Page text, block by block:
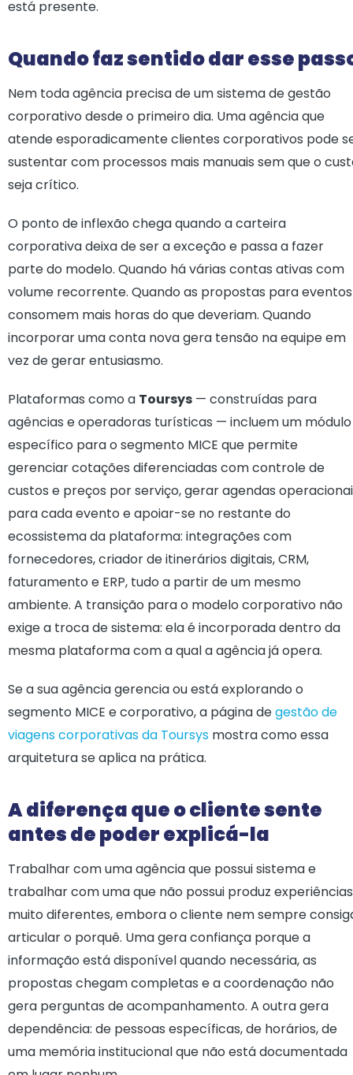
está presente.
Quando faz sentido dar esse
Nem toda agência precisa de um sistema de gestão
corporativo desde o primeiro dia. Uma agência que
atende esporadicamente clientes corporativos pode
sustentar com processos mais manuais sem que o
seja crítico.
O ponto de inflexão chega quando a carteira
corporativa deixa de ser a exceção e passa a fazer
parte do modelo. Quando há várias contas ativas com
volume recorrente. Quando as propostas para eventos
consomem mais horas do que deveriam. Quando
incorporar uma conta nova gera tensão na equipe em
vez de gerar entusiasmo.
Plataformas como a Toursys — construídas para
agências e operadoras turísticas — incluem um módulo
específico para o segmento MICE que permite
gerenciar cotações diferenciadas com controle de
custos e preços por serviço, gerar agendas
para cada evento e apoiar-se no restante do
ecossistema da plataforma: integrações com
fornecedores, criador de itinerários digitais, CRM,
faturamento e ERP, tudo a partir de um mesmo
ambiente. A transição para o modelo corporativo não
exige a troca de sistema: ela é incorporada dentro da
mesma plataforma com a qual a agência já opera.
Se a sua agência gerencia ou está explorando o
segmento MICE e corporativo, a página degestão de
viagens corporativas da Toursys mostra como essa
arquitetura se aplica na prática.
A diferença que o cliente sente
antes de poder explicá-la
Trabalhar com uma agência que possui sistema e
trabalhar com uma que não possui produz experiências
muito diferentes, embora o cliente nem sempre
articular o porquê. Uma gera confiança porque a
informação está disponível quando necessária, as
propostas chegam completas e a coordenação não
gera perguntas de acompanhamento. A outra gera
dependência: de pessoas específicas, de horários, de
uma memória institucional que não está documentada